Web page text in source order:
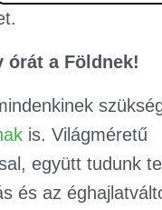
órát a Földnek!
is. Világméretű
együtt tudunk
és az